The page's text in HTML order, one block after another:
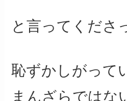
と言ってくださ
恥ずかしがって
まんざらではな